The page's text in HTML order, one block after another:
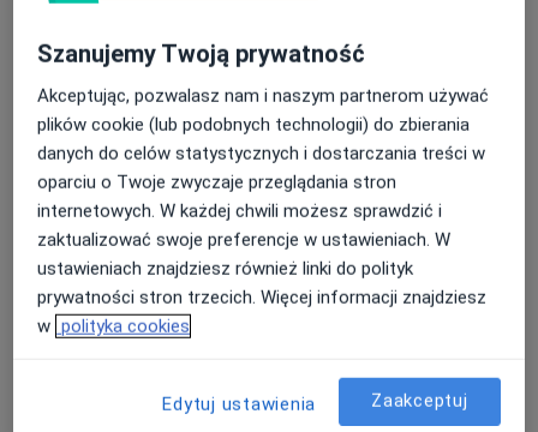
Chirurgia
Chirurgia jamy brzusznej
Chirurgia laparoskopowa
Operacja żylaków
W jaki sposób ustalane są ceny?
Szanujemy Twoją prywatność
Akceptując, pozwalasz nam i naszym partnerom używać
plików cookie (lub podobnych technologii) do zbierania
danych do celów statystycznych i dostarczania treści w
oparciu o Twoje zwyczaje przeglądania stron
internetowych. W każdej chwili możesz sprawdzić i
zaktualizować swoje preferencje w ustawieniach. W
ustawieniach znajdziesz również linki do polityk
prywatności stron trzecich. Więcej informacji znajdziesz
w polityka cookies
Edytuj ustawienia Zaakceptuj